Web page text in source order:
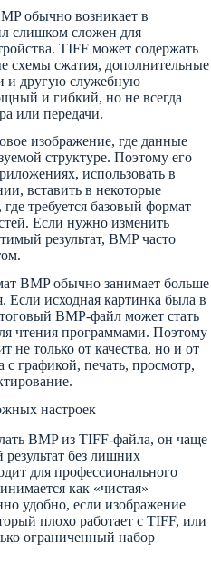
обычно возникает в
слишком сложен для
TIFF может содержать
схемы сжатия, дополнительные
и другую служебную
и гибкий, но не всегда
или передачи.
изображение, где данные
структуре. Поэтому его
использовать в
вставить в некоторые
требуется базовый формат
Если нужно изменить
результат, BMP часто
BMP обычно занимает больше
Если исходная картинка была в
BMP-файл может стать
чтения программами. Поэтому
не только от качества, но и от
с графикой, печать, просмотр,
настроек
BMP из TIFF-файла, он чаще
без лишних
для профессионального
как «чистая»
удобно, если изображение
плохо работает с TIFF, или
ограниченный набор